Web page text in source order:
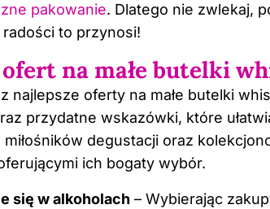
pakowanie. Dlatego nie zwlekaj,
to przynosi!
na małe butelki
najlepsze oferty na małe butelki
przydatne wskazówki, które
degustacji oraz
ich bogaty wybór.
się w alkoholach – Wybierając